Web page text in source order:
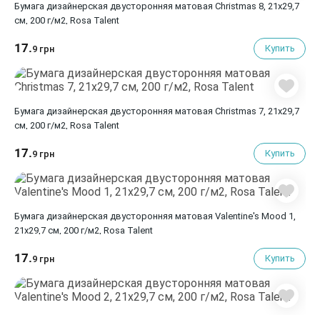
Бумага дизайнерская двусторонняя матовая Christmas 8, 21х29,7
см, 200 г/м2, Rosa Talent
17.9 грн Купить
Бумага дизайнерская двусторонняя матовая Christmas 7, 21х29,7
см, 200 г/м2, Rosa Talent
17.9 грн Купить
Бумага дизайнерская двусторонняя матовая Valentine's Mood 1,
21х29,7 см, 200 г/м2, Rosa Talent
17.9 грн Купить